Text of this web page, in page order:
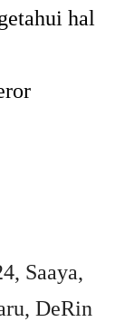
hal
Saaya,
DeRin